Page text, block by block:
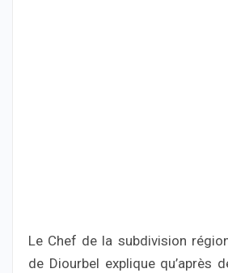
Le Chef de la subdivision
de Diourbel explique qu’après